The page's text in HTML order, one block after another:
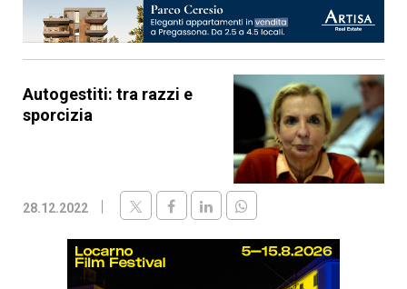
Autogestiti: tra razzi e
sporcizia
28.12.2022